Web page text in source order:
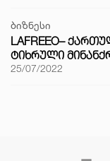
ბიზნესი
LAFREEO–
ᲢᲘᲮᲠᲣᲚᲘ
25/07/2022